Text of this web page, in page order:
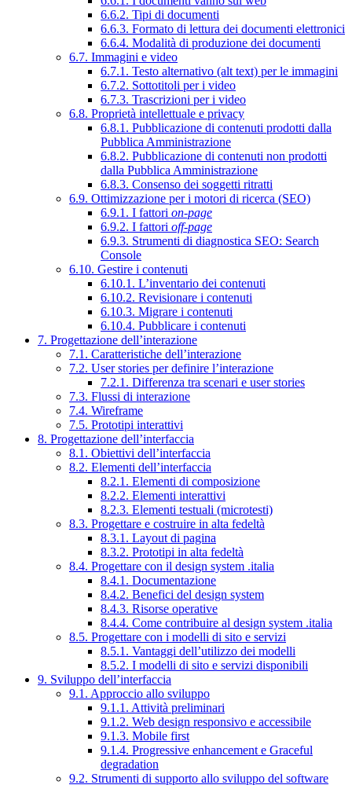
6.6.2. Tipi di documenti
6.6.3. Formato di lettura dei documenti elettronici
6.6.4. Modalità di produzione dei documenti
6.7. Immagini e video
6.7.1. Testo alternativo (alt text) per le immagini
6.7.2. Sottotitoli per i video
6.7.3. Trascrizioni per i video
6.8. Proprietà intellettuale e privacy
6.8.1. Pubblicazione di contenuti prodotti dalla
Pubblica Amministrazione
6.8.2. Pubblicazione di contenuti non prodotti
dalla Pubblica Amministrazione
6.8.3. Consenso dei soggetti ritratti
6.9. Ottimizzazione per i motori di ricerca (SEO)
6.9.1. I fattori on-page
6.9.2. I fattori off-page
6.9.3. Strumenti di diagnostica SEO: Search
Console
6.10. Gestire i contenuti
6.10.1. L’inventario dei contenuti
6.10.2. Revisionare i contenuti
6.10.3. Migrare i contenuti
6.10.4. Pubblicare i contenuti
7. Progettazione dell’interazione
7.1. Caratteristiche dell’interazione
7.2. User stories per definire l’interazione
7.2.1. Differenza tra scenari e user stories
7.3. Flussi di interazione
7.4. Wireframe
7.5. Prototipi interattivi
8. Progettazione dell’interfaccia
8.1. Obiettivi dell’interfaccia
8.2. Elementi dell’interfaccia
8.2.1. Elementi di composizione
8.2.2. Elementi interattivi
8.2.3. Elementi testuali (microtesti)
8.3. Progettare e costruire in alta fedeltà
8.3.1. Layout di pagina
8.3.2. Prototipi in alta fedeltà
8.4. Progettare con il design system .italia
8.4.1. Documentazione
8.4.2. Benefici del design system
8.4.3. Risorse operative
8.4.4. Come contribuire al design system .italia
8.5. Progettare con i modelli di sito e servizi
8.5.1. Vantaggi dell’utilizzo dei modelli
8.5.2. I modelli di sito e servizi disponibili
9. Sviluppo dell’interfaccia
9.1. Approccio allo sviluppo
9.1.1. Attività preliminari
9.1.2. Web design responsivo e accessibile
9.1.3. Mobile first
9.1.4. Progressive enhancement e Graceful
degradation
9.2. Strumenti di supporto allo sviluppo del software